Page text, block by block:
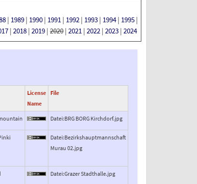
| 1989 | 1990 | 1991 | 1992 | 1993 | 1994 | 1995 |
| 2018 | 2019 | 2020 | 2021 | 2022 | 2023 | 2024
License
Name
File
Datei:BRG BORG Kirchdorf.jpg
Datei:Bezirkshauptmannschaft
Murau 02.jpg
Datei:Grazer Stadthalle.jpg